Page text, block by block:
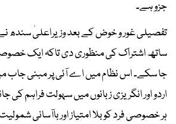
جزو ہے۔
تفصیلی غور و خوض کے بعد وزیراعلیٰ سندھ
ساتھ اشتراک کی منظوری دی تاکہ ایک
جا سکے۔ اس نظام میں اے آئی پر مبنی جاب
اردو اور انگریزی زبانوں میں سہولت فراہم
ہر خصوصی فرد کو بلا امتیاز اور باآسانی شمولیت